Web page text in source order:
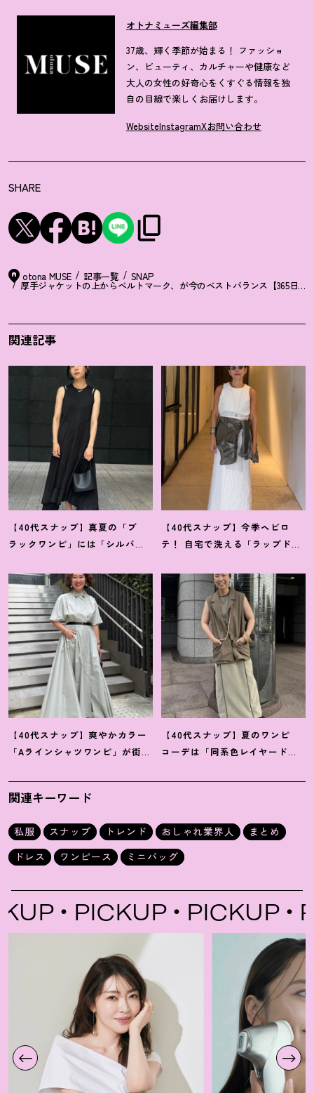
オトナミューズ編集部
37歳、輝く季節が始まる！ ファッショ
ン、ビューティ、カルチャーや健康など
大人の女性の好奇心をくすぐる情報を独
自の目線で楽しくお届けします。
WebsiteInstagramXお問い合わせ
SHARE
otona MUSE 記事一覧 SNAP
厚手ジャケットの上からベルトマーク、が今のベストバランス【365日ス
関連記事
【40代スナップ】真夏の「ブ
ラックワンピ」には「シルバー
果林さん
【40代スナップ】今季ヘビロ
テ ！
自宅で洗える「ラップドレ
乃婦さん
【40代スナップ】爽やかカラー
「Aラインシャツワンピ」が街で
さん
【40代スナップ】夏のワンピ
コーデは「同系色レイヤード」
さん
関連キーワード
私服 スナップ トレンド おしゃれ業界人
まとめ
ドレス
ワンピース ミニバッグ
PICKUP PICKUP